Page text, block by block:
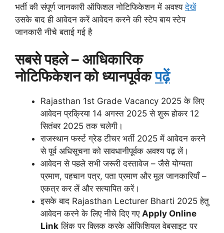
भर्ती की संपूर्ण जानकारी ऑफिशल नोटिफिकेशन में अवश्यदेखें
उसके बाद ही आवेदन करें आवेदन करने की स्टेप बाय स्टेप
जानकारी नीचे बताई गई है
सबसे पहले – आधिकारिक
नोटिफिकेशन को ध्यानपूर्वकपढ़ें
Rajasthan 1st Grade Vacancy 2025 के लिए
आवेदन प्रक्रिया 14 अगस्त 2025 से शुरू होकर 12
सितंबर 2025 तक चलेगी।
राजस्थान फर्स्ट ग्रेड टीचर भर्ती 2025 में आवेदन करने
से पूर्व अधिसूचना को सावधानीपूर्वक अवश्य पढ़ लें।
आवेदन से पहले सभी जरूरी दस्तावेज – जैसे योग्यता
प्रमाण, पहचान पत्र, पता प्रमाण और मूल जानकारियाँ –
एकत्र कर लें और सत्यापित करें।
इसके बाद Rajasthan Lecturer Bharti 2025 हेतु
आवेदन करने के लिए नीचे दिए गए Apply Online
Link लिंक पर क्लिक करके ऑफिशियल वेबसाइट पर